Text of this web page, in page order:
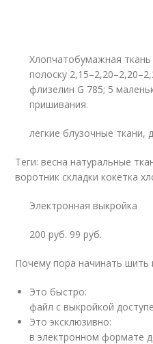
Хлопчатобумажная
полоску
флизелин G 785; 5
пришивания.
легкие блузочные
Теги: весна натуральные
воротник складки кокетка
Электронная выкройка
200 руб. 99 руб.
Почему пора начинать
Это быстро:
файл с выкройкой
Это эксклюзивно:
в электронном формате